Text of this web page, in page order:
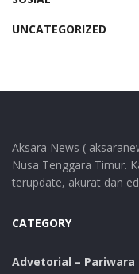
UNCATEGORIZED
Aksara News (
Nusa Tenggara Timur.
terupdate, akurat dan
CATEGORY
Advetorial – Pariwara